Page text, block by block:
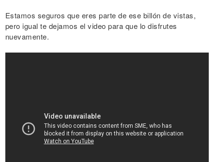
Estamos seguros que eres parte de ese billón de vistas,
pero igual te dejamos el video para que lo disfrutes
nuevamente.